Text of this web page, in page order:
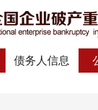
债务人信息